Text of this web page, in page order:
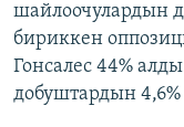
шайлоочулардын
бириккен
Гонсалес 44%
добуштардын 4,6%